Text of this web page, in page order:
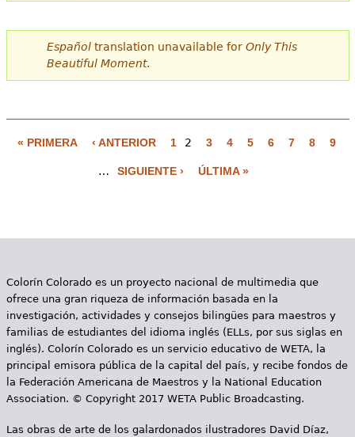
Españoltranslation unavailable for Only This
Beautiful Moment.
i
a
s
« PRIMERA ‹ ANTERIOR 1 2 3 4 5 6 7 8 9
… SIGUIENTE › ÚLTIMA »
Colorín Colorado es un proyecto nacional de multimedia que
ofrece una gran riqueza de información basada en la
investigación, actividades y consejos bilingües para maestros y
familias de estudiantes del idioma inglés (ELLs, por sus siglas en
inglés). Colorín Colorado es un servicio educativo de WETA, la
principal emisora pública de la capital del país, y recibe fondos de
la Federación Americana de Maestros y la National Education
Association. © Copyright 2017 WETA Public Broadcasting.
Las obras de arte de los galardonados ilustradores David Díaz,